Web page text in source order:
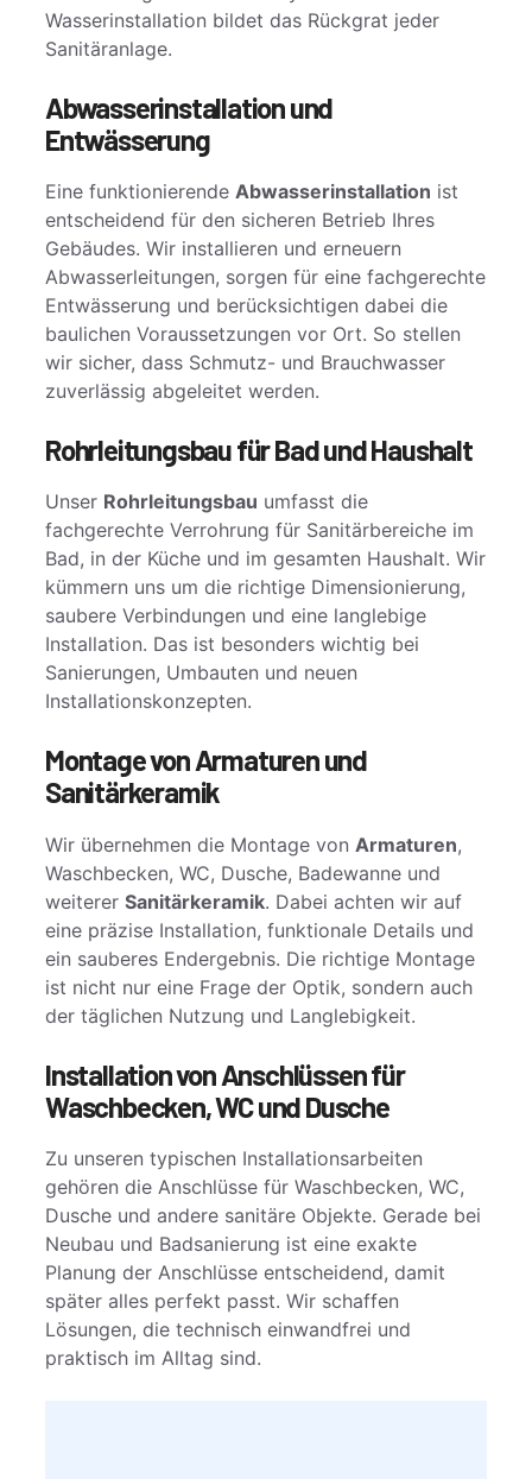
Wasserinstallation bildet das Rückgrat jeder
Sanitäranlage.
Abwasserinstallation und
Entwässerung
Eine funktionierende Abwasserinstallation ist
entscheidend für den sicheren Betrieb Ihres
Gebäudes. Wir installieren und erneuern
Abwasserleitungen, sorgen für eine fachgerechte
Entwässerung und berücksichtigen dabei die
baulichen Voraussetzungen vor Ort. So stellen
wir sicher, dass Schmutz- und Brauchwasser
zuverlässig abgeleitet werden.
Rohrleitungsbau für Bad und Haushalt
Unser Rohrleitungsbau umfasst die
fachgerechte Verrohrung für Sanitärbereiche im
Bad, in der Küche und im gesamten Haushalt. Wir
kümmern uns um die richtige Dimensionierung,
saubere Verbindungen und eine langlebige
Installation. Das ist besonders wichtig bei
Sanierungen, Umbauten und neuen
Installationskonzepten.
Montage von Armaturen und
Sanitärkeramik
Wir übernehmen die Montage von Armaturen,
Waschbecken, WC, Dusche, Badewanne und
weiterer Sanitärkeramik. Dabei achten wir auf
eine präzise Installation, funktionale Details und
ein sauberes Endergebnis. Die richtige Montage
ist nicht nur eine Frage der Optik, sondern auch
der täglichen Nutzung und Langlebigkeit.
Installation von Anschlüssen für
Waschbecken, WC und Dusche
Zu unseren typischen Installationsarbeiten
gehören die Anschlüsse für Waschbecken, WC,
Dusche und andere sanitäre Objekte. Gerade bei
Neubau und Badsanierung ist eine exakte
Planung der Anschlüsse entscheidend, damit
später alles perfekt passt. Wir schaffen
Lösungen, die technisch einwandfrei und
praktisch im Alltag sind.